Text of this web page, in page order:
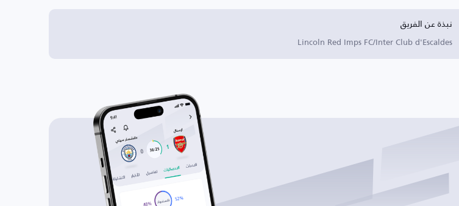
نبذة عن الفريق
Lincoln Red Imps FC/Inter Club d'Escaldes